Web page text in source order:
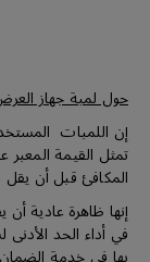
حول لمبة جهاز
تمثل القيمة المعبر
المكافئ قبل أن
إنها ظاهرة عادية
في أداء الحد